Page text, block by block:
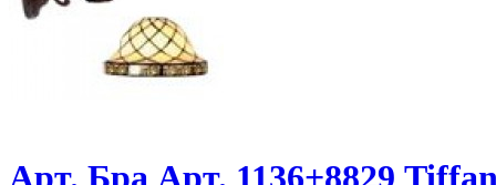
Арт. Бра Арт. 1136+8829